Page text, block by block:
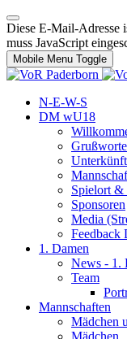
Diese E-Mail-Adresse
muss JavaScript
Mobile Menu Toggle
N-E-W-S
DM wU18
Grußworte
Spielort &
Sponsoren
Media
1. Damen
News - 1.
Team
Mannschaften
Mädchen
Mädchen